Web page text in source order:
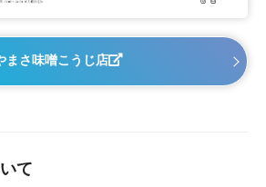
まさ味噌こうじ店
て